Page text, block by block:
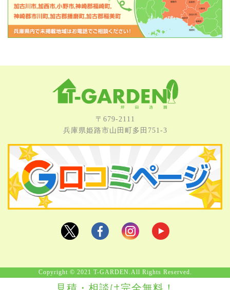
〒679-2111
兵庫県姫路市⼭⽥町多⽥751-3
Copyright © 2021 T-GARDEN.All Rights Reserved.